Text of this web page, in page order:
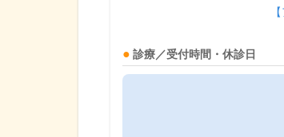
診療／受付時間・休診日